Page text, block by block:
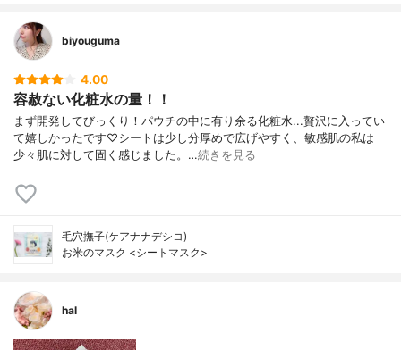
biyouguma
4.00
容赦ない化粧水の量！！
まず開発してびっくり！パウチの中に有り余る化粧水...贅沢に入ってい
て嬉しかったです♡シートは少し分厚めで広げやすく、敏感肌の私は
少々肌に対して固く感じました。…続きを見る
毛穴撫子(ケアナナデシコ)
お米のマスク <シートマスク>
hal